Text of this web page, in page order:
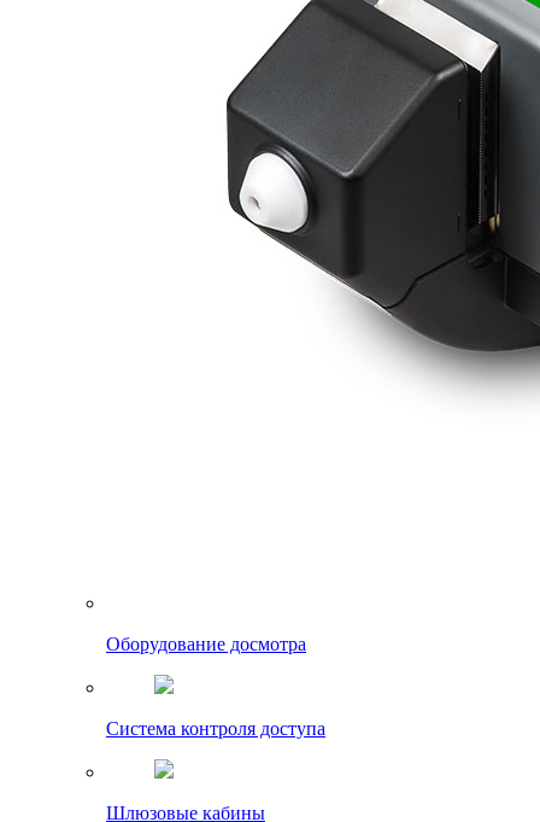
Оборудование досмотра
Система контроля доступа
Шлюзовые кабины